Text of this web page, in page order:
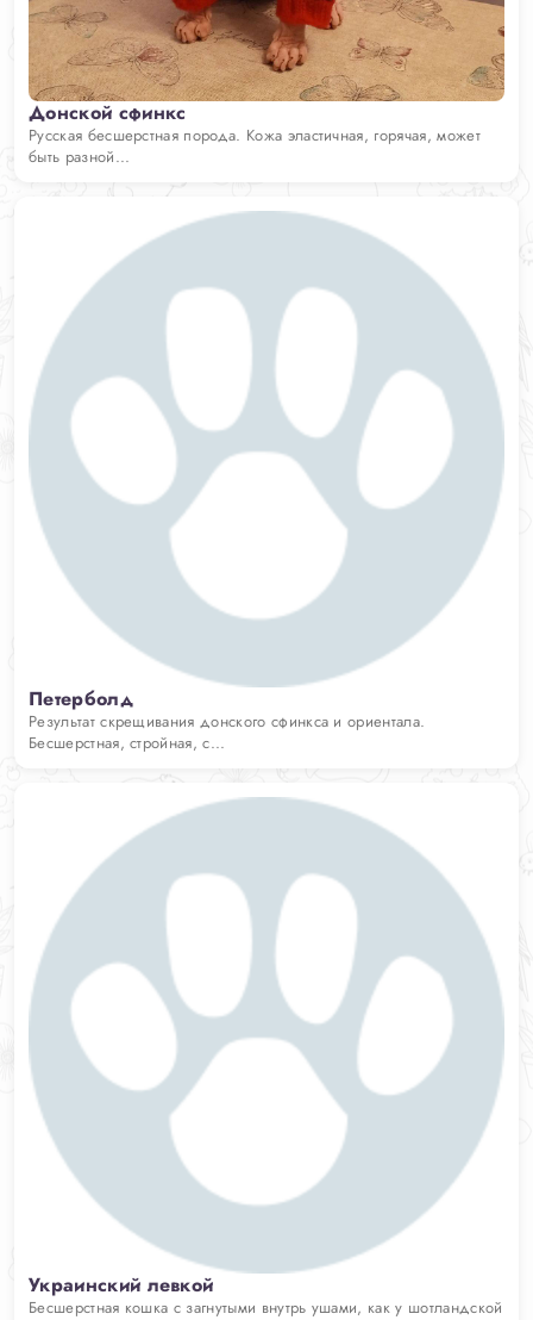
Донской сфинкс
Русская бесшерстная порода. Кожа эластичная, горячая, может
быть разной...
Петерболд
Результат скрещивания донского сфинкса и ориентала.
Бесшерстная, стройная, с...
Украинский левкой
Бесшерстная кошка с загнутыми внутрь ушами, как у шотландской